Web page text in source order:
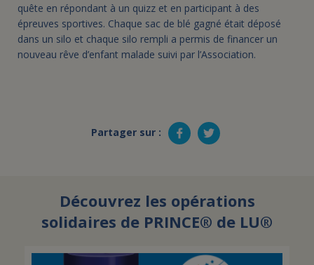
quête en répondant à un quizz et en participant à des
épreuves sportives. Chaque sac de blé gagné était déposé
dans un silo et chaque silo rempli a permis de financer un
nouveau rêve d’enfant malade suivi par l’Association.
Partager sur :
Découvrez les opérations
solidaires de PRINCE® de LU®